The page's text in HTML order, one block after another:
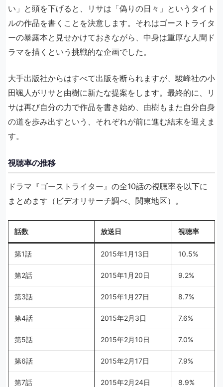
い」と頭を下げると、リサは「偽りの日々」というタイト
ルの作品を書くことを決意します。それはゴーストライタ
ーの暴露本と見せかけておきながら、中身は重厚な人間ド
ラマを描くという挑戦的な企画でした。
大手出版社からはすべて出版を断られますが、駿峰社の小
田颯人がリサと由樹に新たな提案をします。最終的に、リ
サは再び自分の力で作品を書き始め、由樹もまた自分自身
の道を歩み出すという、それぞれが前に進む結末を迎えま
す。
視聴率の推移
ドラマ『ゴーストライター』の全10話の視聴率を以下に
まとめます（ビデオリサーチ調べ、関東地区）。
話数 放送日 視聴率
第1話 2015年1月13日 10.5%
第2話 2015年1月20日 9.2%
第3話 2015年1月27日 8.7%
第4話 2015年2月3日 7.6%
第5話 2015年2月10日 7.0%
第6話 2015年2月17日 7.9%
第7話 2015年2月24日 8.9%